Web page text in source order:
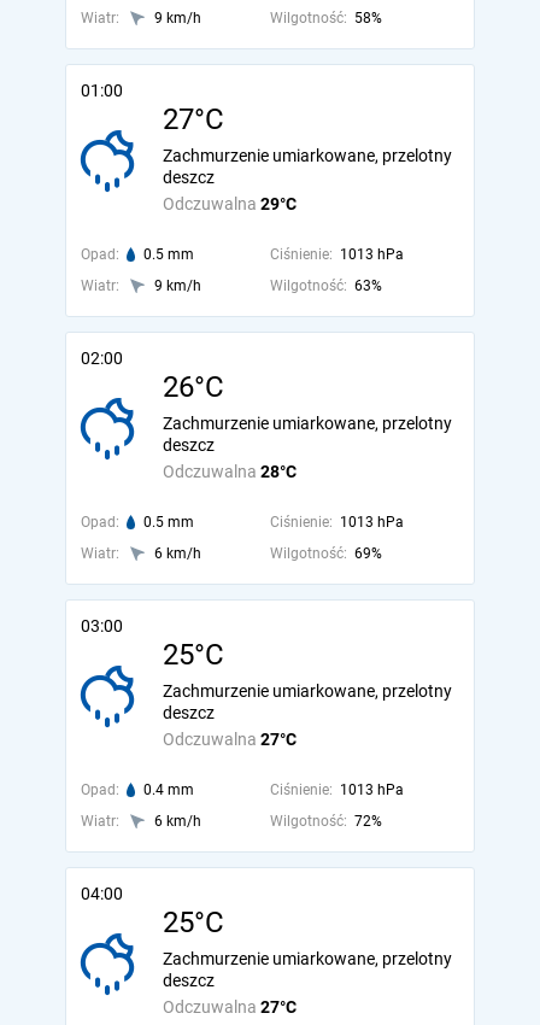
Wiatr:
9 km/h Wilgotność: 58%
01:00
27°C
Odczuwalna 29°C
Zachmurzenie umiarkowane, przelotny
deszcz
Opad: 0.5 mm Ciśnienie: 1013 hPa
Wiatr:
9 km/h Wilgotność: 63%
02:00
26°C
Odczuwalna 28°C
Zachmurzenie umiarkowane, przelotny
deszcz
Opad: 0.5 mm Ciśnienie: 1013 hPa
Wiatr:
6 km/h Wilgotność: 69%
03:00
25°C
Odczuwalna 27°C
Zachmurzenie umiarkowane, przelotny
deszcz
Opad: 0.4 mm Ciśnienie: 1013 hPa
Wiatr:
6 km/h Wilgotność: 72%
04:00
25°C
Odczuwalna 27°C
Zachmurzenie umiarkowane, przelotny
deszcz